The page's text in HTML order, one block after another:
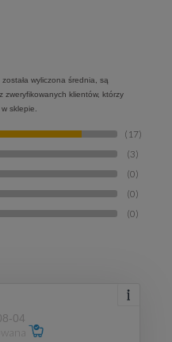
wyliczona średnia, są
zweryfikowanych klientów, którzy
sklepie.
(17)
(3)
(0)
(0)
(0)
04